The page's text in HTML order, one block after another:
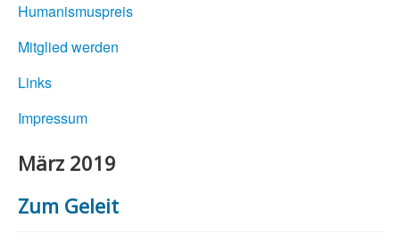
Humanismuspreis
Mitglied werden
Links
Impressum
März 2019
Zum Geleit